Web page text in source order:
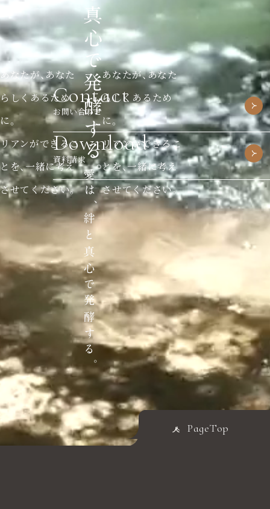
あなたが、あなた
らしくあるため
に。
リアンができるこ
とを、一緒に考え
させてください。
あなたが、あなた
らしくあるため
に。
リアンができるこ
とを、一緒に考え
させてください。
Contact
お問い合わせ
Download
資料請求
PageTop